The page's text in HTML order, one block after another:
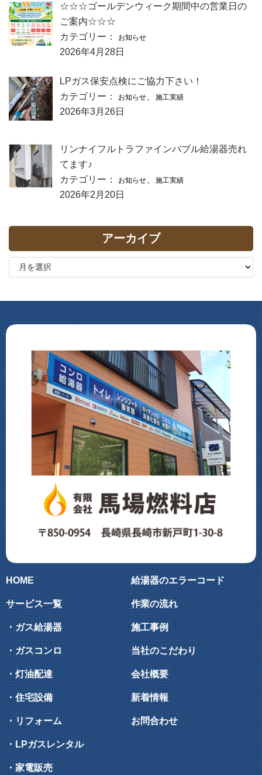
☆☆☆ゴールデンウィーク期間中の営業日の
ご案内☆☆☆
カテゴリー：
お知らせ
2026年4月28日
LPガス保安点検にご協力下さい！
カテゴリー：
お知らせ 施工実績
2026年3月26日
リンナイフルトラファインバブル給湯器売れ
てます♪
カテゴリー：
お知らせ 施工実績
2026年2月20日
アーカイブ
HOME
サービス一覧
・ガス給湯器
・ガスコンロ
・灯油配達
・住宅設備
・リフォーム
・LPガスレンタル
・家電販売
給湯器のエラーコード
作業の流れ
施工事例
当社のこだわり
会社概要
新着情報
お問合わせ